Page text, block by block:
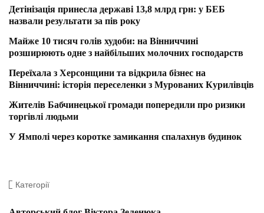
Детінізація принесла державі 13,8 млрд грн: у БЕБ
назвали результати за пів року
Майже 10 тисяч голів худоби: на Вінниччині
розширюють одне з найбільших молочних господарств
Переїхала з Херсонщини та відкрила бізнес на
Вінниччині: історія переселенки з Мурованих Курилівців
Жителів Бабчинецької громади попередили про ризики
торгівлі людьми
У Ямполі через коротке замикання спалахнув будинок
Категорії